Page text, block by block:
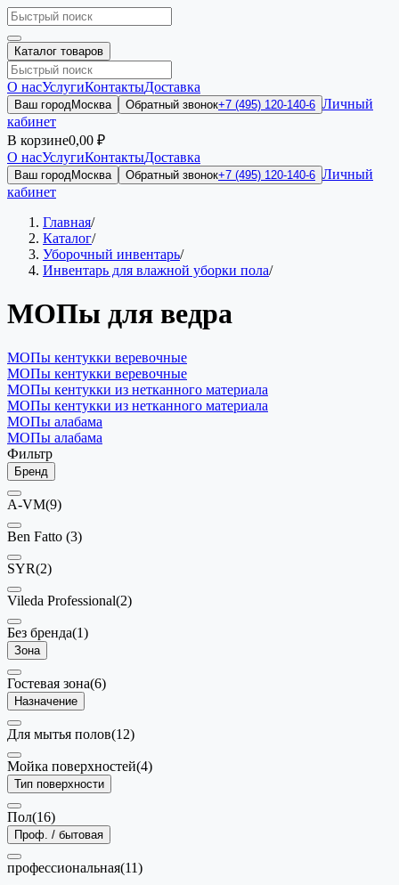
Каталог товаров
О насУслугиКонтактыДоставка
Ваш городМосква Обратный звонок+7 (495) 120-140-6 Личный
кабинет
В корзине0,00 ₽
О насУслугиКонтактыДоставка
Ваш городМосква Обратный звонок+7 (495) 120-140-6 Личный
кабинет
Главная/
Каталог/
Уборочный инвентарь/
Инвентарь для влажной уборки пола/
МОПы для ведра
МОПы кентукки веревочные
МОПы кентукки веревочные
МОПы кентукки из нетканного материала
МОПы кентукки из нетканного материала
МОПы алабама
МОПы алабама
Фильтр
Бренд
A-VM(9)
Ben Fatto (3)
SYR(2)
Vileda Professional(2)
Без бренда(1)
Зона
Гостевая зона(6)
Назначение
Для мытья полов(12)
Мойка поверхностей(4)
Тип поверхности
Пол(16)
Проф. / бытовая
профессиональная(11)